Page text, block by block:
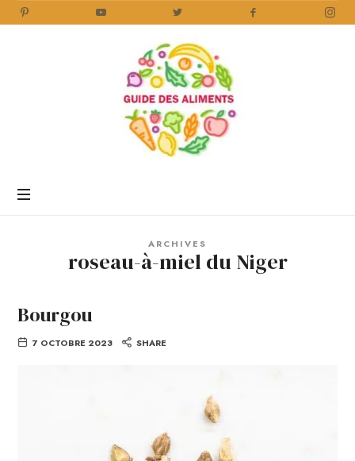
Aliments
ARCHIVES
roseau-à-miel du Niger
Bourgou
7 OCTOBRE 2023 SHARE